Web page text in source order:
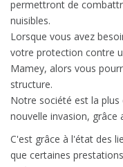
permettront de
nuisibles.
Lorsque vous avez
votre protection contre
Mamey, alors vous
structure.
Notre société est la
nouvelle invasion, grâce
C'est grâce à l'état des
que certaines